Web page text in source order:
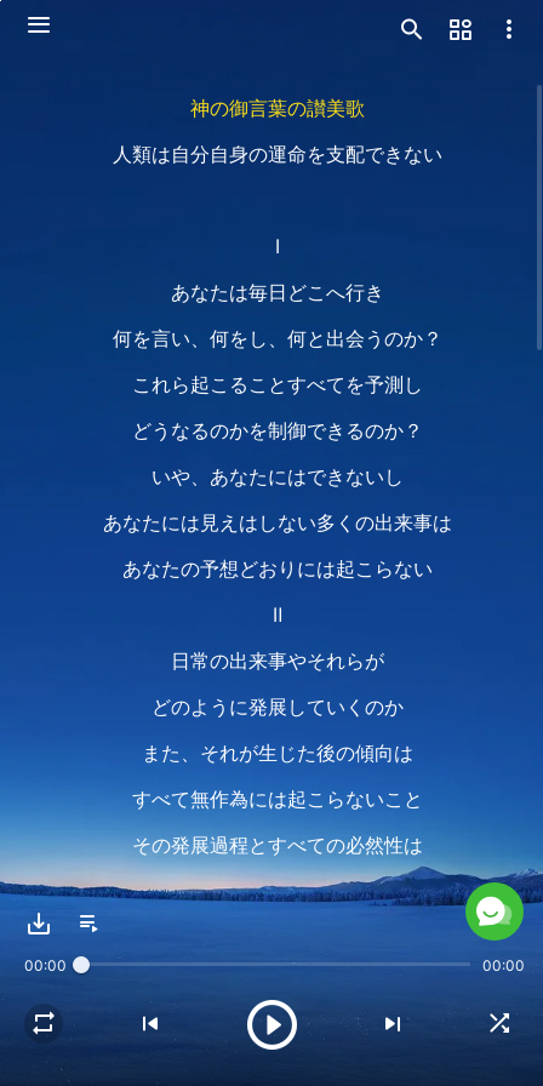
神の御言葉の讃美歌
人類は自分自身の運命を支配できない
Ⅰ
あなたは毎日どこへ行き
何を言い、何をし、何と出会うのか？
これら起こることすべてを予測し
どうなるのかを制御できるのか？
いや、あなたにはできないし
あなたには見えはしない多くの出来事は
あなたの予想どおりには起こらない
Ⅱ
日常の出来事やそれらが
どのように発展していくのか
また、それが生じた後の傾向は
すべて無作為には起こらないこと
その発展過程とすべての必然性は
人の意志によって
些細なことから人の一生の運命まで
00:00 00:00